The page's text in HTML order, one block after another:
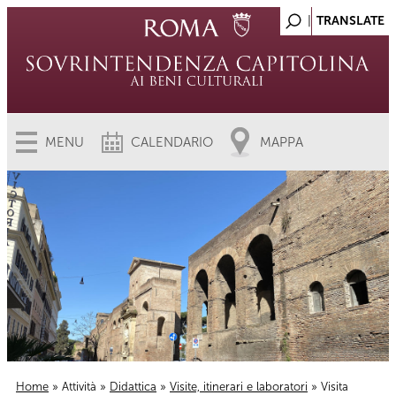
MENU CALENDARIO MAPPA
Home » Attività » Didattica » Visite, itinerari e laboratori » Visita